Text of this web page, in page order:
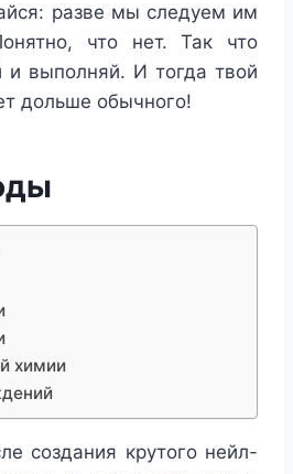
разве мы следуем им
что нет. Так что
и выполняй. И тогда твой
дольше обычного!
химии
создания крутого нейл-